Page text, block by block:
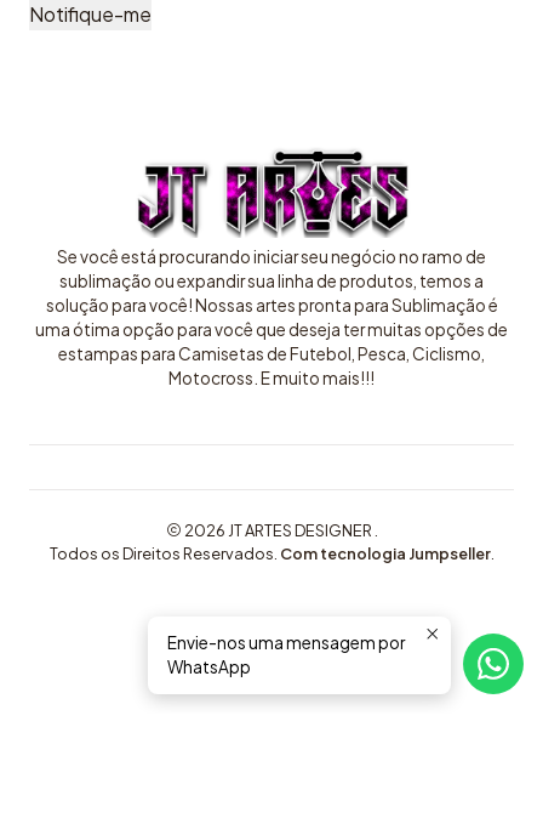
Notifique-me
Se você está procurando iniciar seu negócio no ramo de
sublimação ou expandir sua linha de produtos, temos a
solução para você! Nossas artes pronta para Sublimação é
uma ótima opção para você que deseja ter muitas opções de
estampas para Camisetas de Futebol, Pesca, Ciclismo,
Motocross. E muito mais!!!
2026 JT ARTES DESIGNER .
Todos os Direitos Reservados. Com tecnologia Jumpseller.
Envie-nos uma mensagem por
WhatsApp